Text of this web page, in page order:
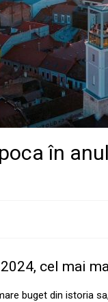
în
cel mai
buget din istoria